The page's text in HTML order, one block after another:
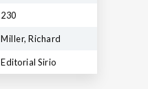
230
Miller, Richard
Editorial Sirio